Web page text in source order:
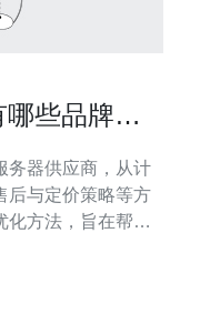
些品牌的
务器供应商，从计
后与定价策略等方
化方法，旨在帮助
高？ 目前在